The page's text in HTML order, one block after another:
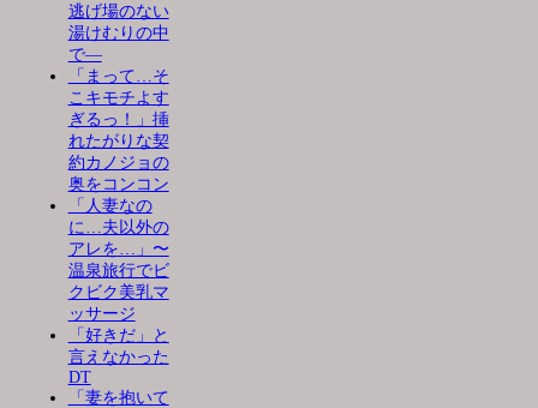
逃げ場のない
湯けむりの中
で―
「まって…そ
こキモチよす
ぎるっ！」挿
れたがりな契
約カノジョの
奥をコンコン
「人妻なの
に…夫以外の
アレを…」〜
温泉旅行でビ
クビク美乳マ
ッサージ
「好きだ」と
言えなかった
DT
「妻を抱いて